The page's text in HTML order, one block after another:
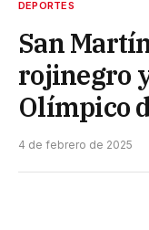
DEPORTES
San
rojinegro
Olímpico
4 de febrero de 2025